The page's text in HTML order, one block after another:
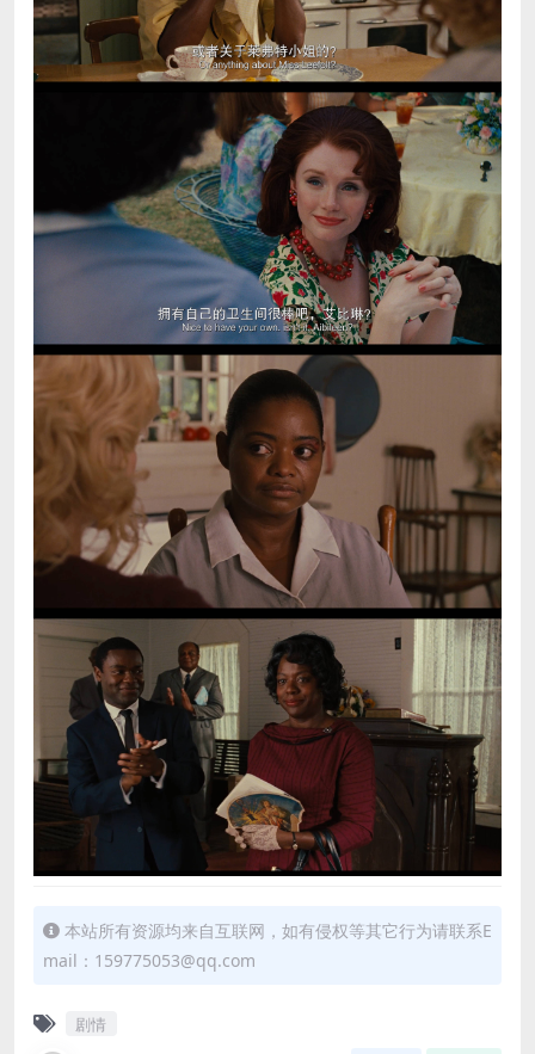
本站所有资源均来自互联网，如有侵权等其它行为请联系E
mail：159775053@qq.com
剧情